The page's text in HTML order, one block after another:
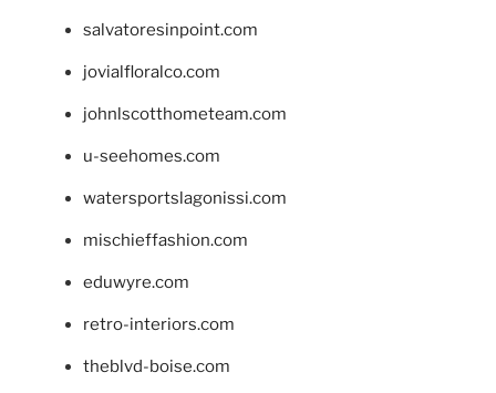
salvatoresinpoint.com
jovialfloralco.com
johnlscotthometeam.com
u-seehomes.com
watersportslagonissi.com
mischieffashion.com
eduwyre.com
retro-interiors.com
theblvd-boise.com